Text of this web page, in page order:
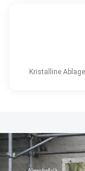
Kristalline